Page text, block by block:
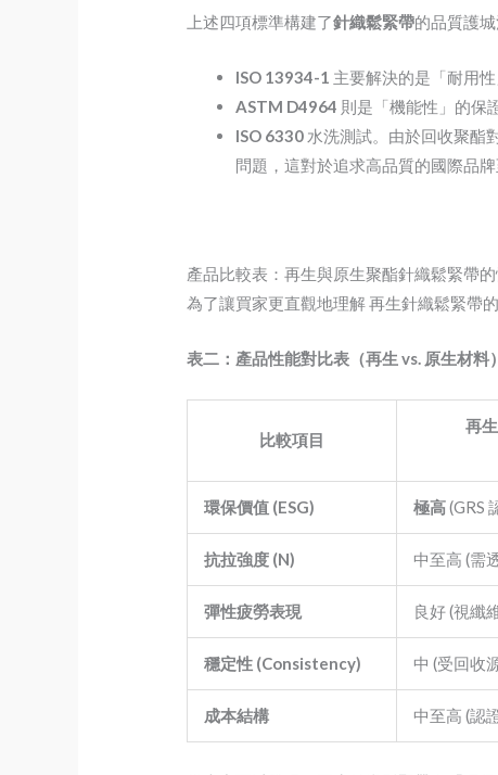
上述四項標準構建了針織鬆緊帶的品質護城
ISO 13934-1 主要解決的是「耐用
ASTM D4964 則是「機能性」的保
ISO 6330 水洗測試。由於回收聚酯
問題，這對於追求高品質的國際品牌
產品比較表：再生與原生聚酯針織鬆緊帶
為了讓買家更直觀地理解 再生針織鬆緊帶
表二：產品性能對比表（再生 vs. 原生材料）
比較項目
再
環保價值 (ESG) 極高(GRS
抗拉強度 (N) 中至高 (需
彈性疲勞表現 良好 (視纖
穩定性 (Consistency) 中 (受回收
成本結構 中至高 (認